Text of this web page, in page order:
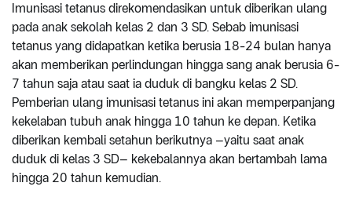
Imunisasi tetanus direkomendasikan untuk diberikan ulang
pada anak sekolah kelas 2 dan 3 SD. Sebab imunisasi
tetanus yang didapatkan ketika berusia 18-24 bulan hanya
akan memberikan perlindungan hingga sang anak berusia 6-
7 tahun saja atau saat ia duduk di bangku kelas 2 SD.
Pemberian ulang imunisasi tetanus ini akan memperpanjang
kekelaban tubuh anak hingga 10 tahun ke depan. Ketika
diberikan kembali setahun berikutnya –yaitu saat anak
duduk di kelas 3 SD– kekebalannya akan bertambah lama
hingga 20 tahun kemudian.